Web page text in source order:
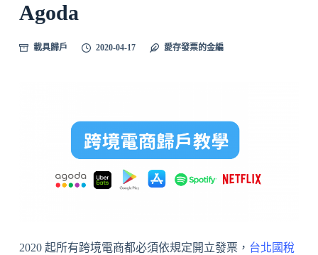
Agoda
載具歸戶 2020-04-17 愛存發票的金編
2020 起所有跨境電商都必須依規定開立發票， 台北國稅